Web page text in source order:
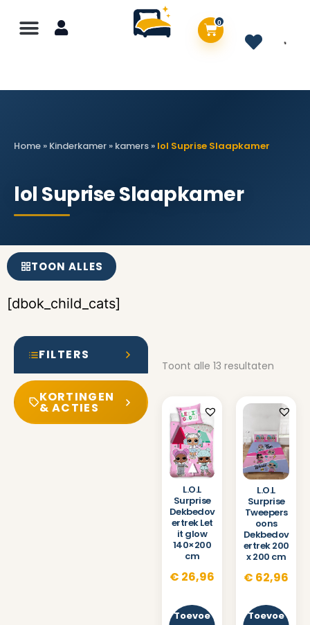
0
Home » Kinderkamer » kamers » lol Suprise Slaapkamer
lol Suprise Slaapkamer
TOON ALLES
[dbok_child_cats]
FILTERS
KORTINGEN
& ACTIES
Toont alle 13 resultaten
L.O.L
Surprise
Dekbedov
ertrek Let
it glow
140×200
cm
€ 26,96
Toevoe
L.O.L
Surprise
Tweepers
oons
Dekbedov
ertrek 200
x 200 cm
€ 62,96
Toevoe